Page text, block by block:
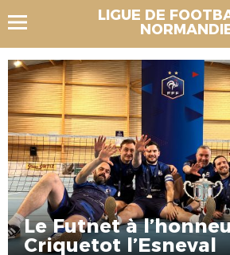
LIGUE DE
Le Futnet à
Criquetot l’Esneval